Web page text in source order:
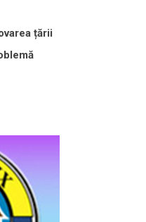
țării